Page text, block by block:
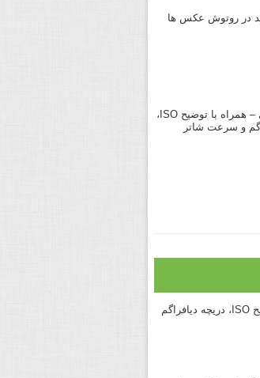
درک نوردهی – همراه با توضیح ISO،
و سرعت شاتر
درک نوردهی – همراه با توضیح ISO، دریچه دیافراگم